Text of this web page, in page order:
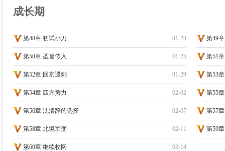
成长期
01-23
第48章 初试小刀 第49
01-25
第50章 圣旨传入 第51
01-29
第52章 回京遇刺 第53
02-02
第54章 四方势力 第55
02-07
第56章 沈清辞的选择 第57
02-11
第58章 北境军变 第59
02-14
第60章 继续收网